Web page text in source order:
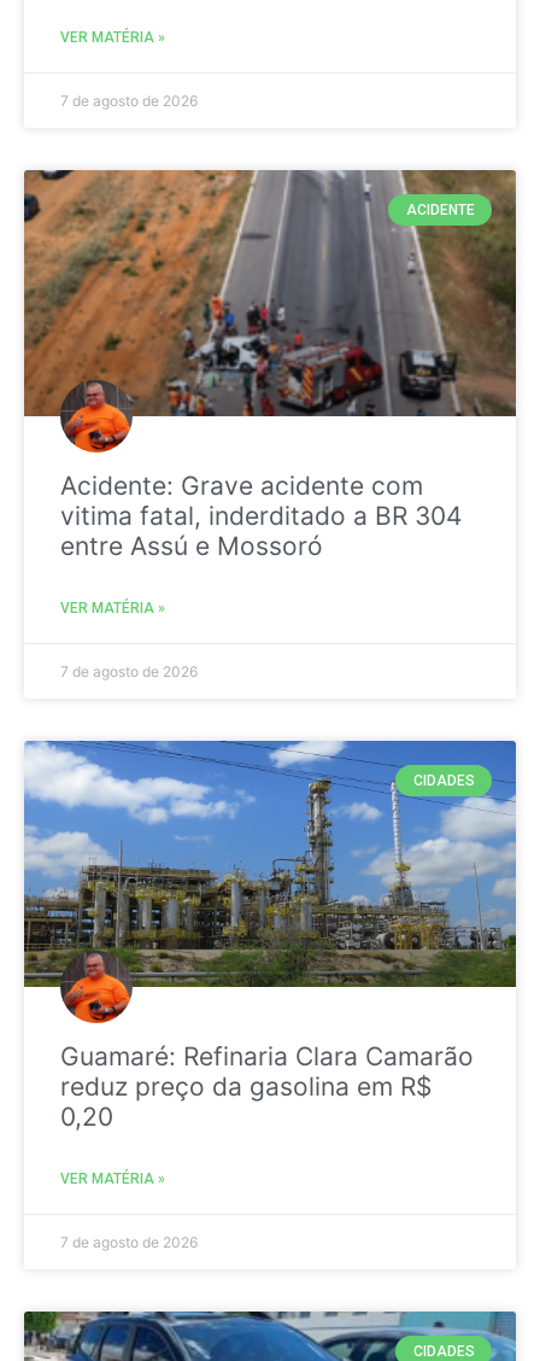
VER MATÉRIA »
7 de agosto de 2026
ACIDENTE
Acidente: Grave acidente com
vitima fatal, inderditado a BR 304
entre Assú e Mossoró
VER MATÉRIA »
7 de agosto de 2026
CIDADES
Guamaré: Refinaria Clara Camarão
reduz preço da gasolina em R$
0,20
VER MATÉRIA »
7 de agosto de 2026
CIDADES